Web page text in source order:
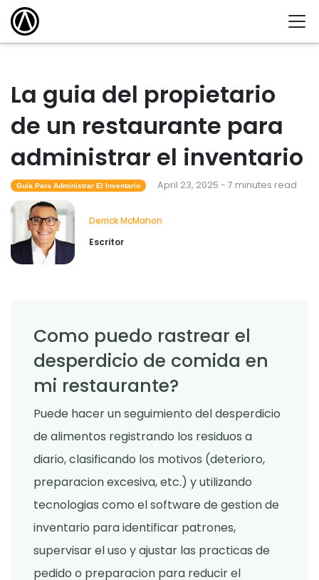
La guia del propietario
de un restaurante para
administrar el inventario
Guía Para Administrar El Inventario April 23, 2025 - 7 minutes read
Derrick McMahon
Escritor
Como puedo rastrear el
desperdicio de comida en
mi restaurante?
Puede hacer un seguimiento del desperdicio
de alimentos registrando los residuos a
diario, clasificando los motivos (deterioro,
preparacion excesiva, etc.) y utilizando
tecnologias como el software de gestion de
inventario para identificar patrones,
supervisar el uso y ajustar las practicas de
pedido o preparacion para reducir el